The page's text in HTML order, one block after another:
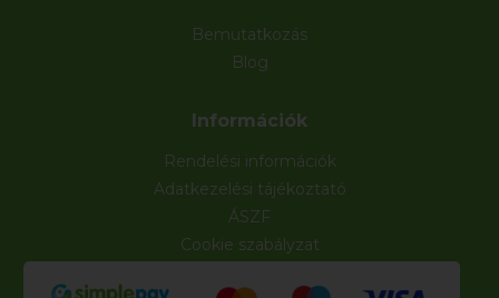
Bemutatkozás
Blog
Információk
Rendelési információk
Adatkezelési tájékoztató
ÁSZF
Cookie szabályzat